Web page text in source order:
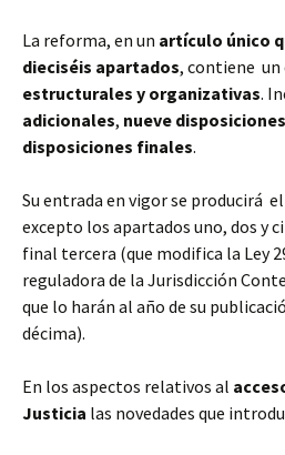
La reforma, en un artículo único
dieciséis apartados, contiene un
estructurales y organizativas.
adicionales, nueve
disposiciones finales.
Su entrada en vigor se producirá
excepto los apartados uno, dos y
final tercera (que modifica la Ley
reguladora de la Jurisdicción
que lo harán al año de su
décima).
En los aspectos relativos al
Justicia las novedades que